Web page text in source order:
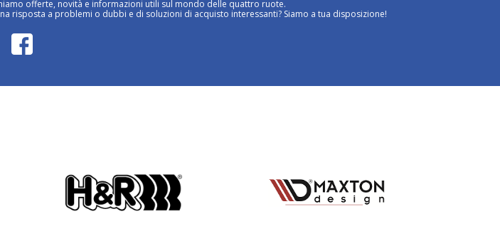
offerte, novità e informazioni utili sul mondo delle quattro ruote.
risposta a problemi o dubbi e di soluzioni di acquisto interessanti? Siamo a tua disposizione!